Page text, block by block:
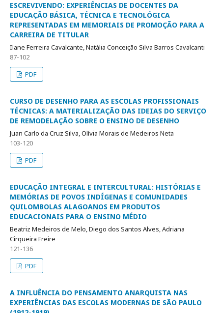
ESCREVIVENDO: EXPERIÊNCIAS DE DOCENTES DA
EDUCAÇÃO BÁSICA, TÉCNICA E TECNOLÓGICA
REPRESENTADAS EM MEMORIAIS DE PROMOÇÃO PARA A
CARREIRA DE TITULAR
Ilane Ferreira Cavalcante, Natália Conceição Silva Barros Cavalcanti
87-102
PDF
CURSO DE DESENHO PARA AS ESCOLAS PROFISSIONAIS
TÉCNICAS: A MATERIALIZAÇÃO DAS IDEIAS DO SERVIÇO
DE REMODELAÇÃO SOBRE O ENSINO DE DESENHO
Juan Carlo da Cruz Silva, Olívia Morais de Medeiros Neta
103-120
PDF
EDUCAÇÃO INTEGRAL E INTERCULTURAL: HISTÓRIAS E
MEMÓRIAS DE POVOS INDÍGENAS E COMUNIDADES
QUILOMBOLAS ALAGOANOS EM PRODUTOS
EDUCACIONAIS PARA O ENSINO MÉDIO
Beatriz Medeiros de Melo, Diego dos Santos Alves, Adriana
Cirqueira Freire
121-136
PDF
A INFLUÊNCIA DO PENSAMENTO ANARQUISTA NAS
EXPERIÊNCIAS DAS ESCOLAS MODERNAS DE SÃO PAULO